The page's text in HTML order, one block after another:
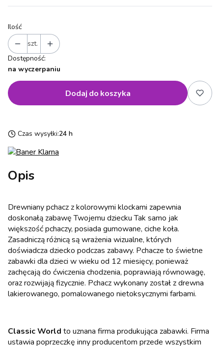
Ilość
szt.
Dostępność:
na wyczerpaniu
Dodaj do koszyka
Czas wysyłki:24 h
Opis
Drewniany pchacz z kolorowymi klockami zapewnia
doskonałą zabawę Twojemu dziecku Tak samo jak
większość pchaczy, posiada gumowane, ciche koła.
Zasadniczą różnicą są wrażenia wizualne, których
doświadcza dziecko podczas zabawy. Pchacze to świetne
zabawki dla dzieci w wieku od 12 miesięcy, ponieważ
zachęcają do ćwiczenia chodzenia, poprawiają równowagę,
oraz rozwijają fizycznie. Pchacz wykonany został z drewna
lakierowanego, pomalowanego nietoksycznymi farbami.
Classic World to uznana firma produkująca zabawki. Firma
ustawia poprzeczkę inny producentom przede wszystkim